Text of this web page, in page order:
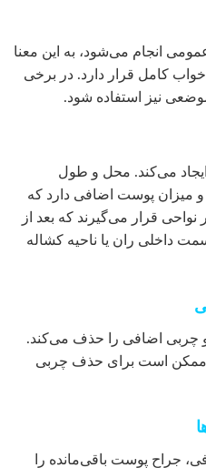
انجام می‌شود، به این معنا
کامل قرار دارد. در برخی
نیز استفاده شود.
می‌کند. محل و طول
میزان پوست اضافی دارد که
قرار می‌گیرند که بعد از
داخلی ران یا ناحیه کشاله
چربی اضافی را حذف می‌کند.
ممکن است برای حذف چربی
جراح پوست باقی‌مانده را